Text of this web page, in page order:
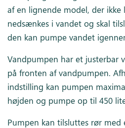
af en lignende model, der
nedsænkes i vandet og skal
den kan pumpe vandet
Vandpumpen har et justerbar
på fronten af vandpumpen.
indstilling kan pumpen
højden og pumpe op til 450
Pumpen kan tilsluttes rør